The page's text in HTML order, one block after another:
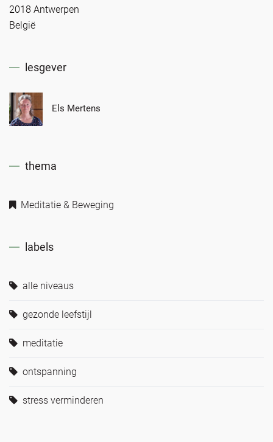
2018 Antwerpen
België
lesgever
Els Mertens
thema
Meditatie & Beweging
labels
alle niveaus
gezonde leefstijl
meditatie
ontspanning
stress verminderen